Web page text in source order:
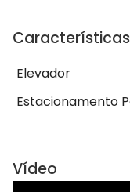
Elevador
Estacionamento
Vídeo